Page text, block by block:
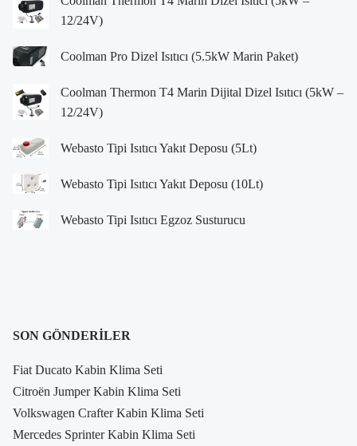
12/24V)
Coolman Pro Dizel Isıtıcı (5.5kW Marin Paket)
Coolman Thermon T4 Marin Dijital Dizel Isıtıcı (5kW –
12/24V)
Webasto Tipi Isıtıcı Yakıt Deposu (5Lt)
Webasto Tipi Isıtıcı Yakıt Deposu (10Lt)
Webasto Tipi Isıtıcı Egzoz Susturucu
SON GÖNDERILER
Fiat Ducato Kabin Klima Seti
Citroën Jumper Kabin Klima Seti
Volkswagen Crafter Kabin Klima Seti
Mercedes Sprinter Kabin Klima Seti